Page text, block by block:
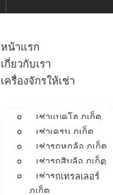
หน้าแรก
เกี่ยวกับเรา
เครื่องจักรให้เช่า
เช่าแบคโฮ ภูเก็ต
เช่าเครน ภูเก็ต
เช่ารถหกล้อ ภูเก็ต
เช่ารถสิบล้อ ภูเก็ต
เช่ารถเทรลเลอร์
ภูเก็ต